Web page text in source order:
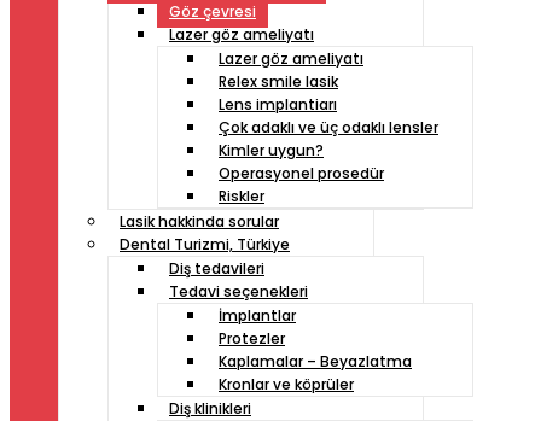
Göz çevresi
Lazer göz ameliyatı
Lazer göz ameliyatı
Relex smile lasik
Lens implantiarı
Çok adaklı ve üç odaklı lensler
Kimler uygun?
Operasyonel prosedür
Riskler
Lasik hakkinda sorular
Dental Turizmi, Türkiye
Diş tedavileri
Tedavi seçenekleri
İmplantlar
Protezler
Kaplamalar – Beyazlatma
Kronlar ve köprüler
Diş klinikleri